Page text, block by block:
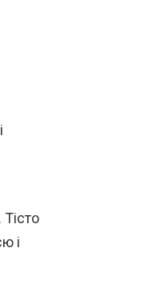
і